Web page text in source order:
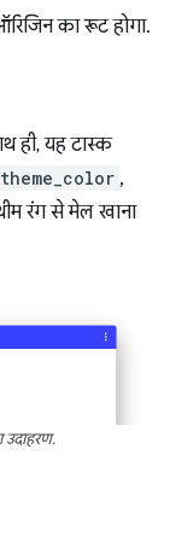
का रूट होगा.
ही, यह टास्क
theme_color ,
रंग से मेल खाना
उदाहरण.